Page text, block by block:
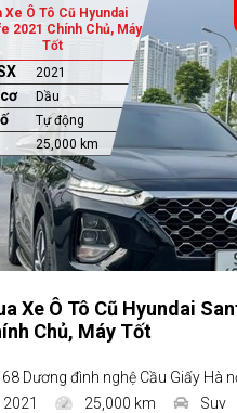
Xe Ô Tô Cũ Hyundai
2021 Chính Chủ, Máy
Tốt
2021
Dầu
Tự động
25,000 km
Xe Ô Tô Cũ Hyundai
Chủ, Máy Tốt
68 Dương đình nghệ Cầu Giấy Hà
2021
25,000 km Suv